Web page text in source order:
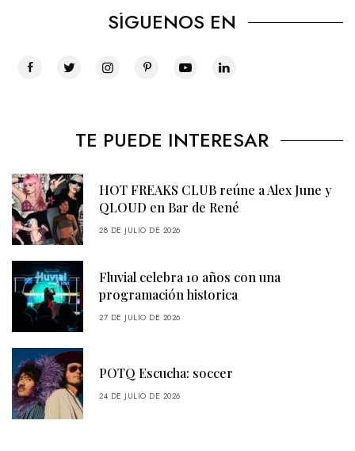
SÍGUENOS EN
TE PUEDE INTERESAR
HOT FREAKS CLUB reúne a Alex June y
QLOUD en Bar de René
28 DE JULIO DE 2026
Fluvial celebra 10 años con una
programación historica
27 DE JULIO DE 2026
POTQ Escucha: soccer
24 DE JULIO DE 2026